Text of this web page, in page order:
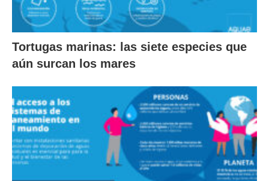
Tortugas marinas: las siete especies que
aún surcan los mares